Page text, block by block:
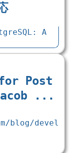
A
for Post
...
blog/devel